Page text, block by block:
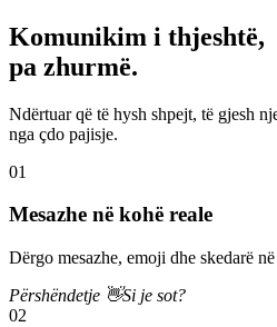
Komunikim i thjeshtë,
pa zhurmë.
Ndërtuar që të hysh shpejt, të gjesh
nga çdo pajisje.
01
Mesazhe në kohë reale
Dërgo mesazhe, emoji dhe skedarë
Përshëndetje 👋Si je sot?
02